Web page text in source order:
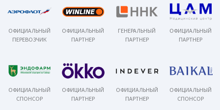
ОФИЦИАЛЬНЫЙ
ПЕРЕВОЗЧИК
ОФИЦИАЛЬНЫЙ
ПАРТНЕР
ГЕНЕРАЛЬНЫЙ
ПАРТНЕР
ОФИЦИАЛЬНЫЙ
ПАРТНЕР
ОФИЦИАЛЬНЫЙ
СПОНСОР
ОФИЦИАЛЬНЫЙ
ПАРТНЕР
ОФИЦИАЛЬНЫЙ
ПАРТНЕР
ОФИЦИАЛЬНЫЙ
СПОНСОР